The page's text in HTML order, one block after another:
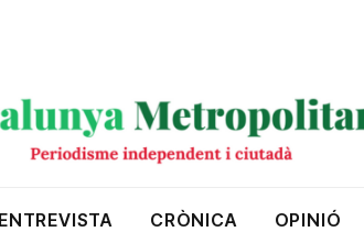
ENTREVISTA CRÒNICA OPINIÓ